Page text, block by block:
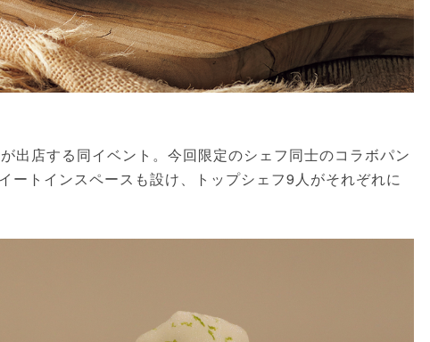
店する同イベント。今回限定のシェフ同士のコラボパン
ートインスペースも設け、トップシェフ9人がそれぞれに